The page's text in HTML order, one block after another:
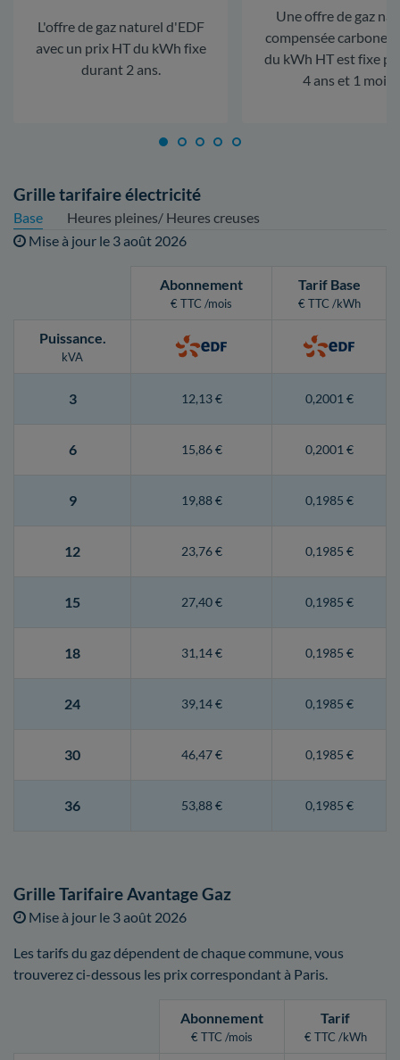
L'offre de gaz naturel d'EDF
avec un prix HT du kWh fixe
durant 2 ans.
Une offre de gaz
compensée carbone.
du kWh HT est fixe
4 ans et 1 mois.
Grille tarifaire électricité
Base
Heures pleines/ Heures creuses
Mise à jour le 3 août 2026
Abonnement
€ TTC /mois
Tarif Base
€ TTC /kWh
Puissance.
kVA
3 12,13 € 0,2001 €
6 15,86 € 0,2001 €
9 19,88 € 0,1985 €
12 23,76 € 0,1985 €
15 27,40 € 0,1985 €
18 31,14 € 0,1985 €
24 39,14 € 0,1985 €
30 46,47 € 0,1985 €
36 53,88 € 0,1985 €
Grille Tarifaire Avantage Gaz
Mise à jour le 3 août 2026
Les tarifs du gaz dépendent de chaque commune, vous
trouverez ci-dessous les prix correspondant à Paris.
Abonnement
€ TTC /mois
Tarif
€ TTC /kWh